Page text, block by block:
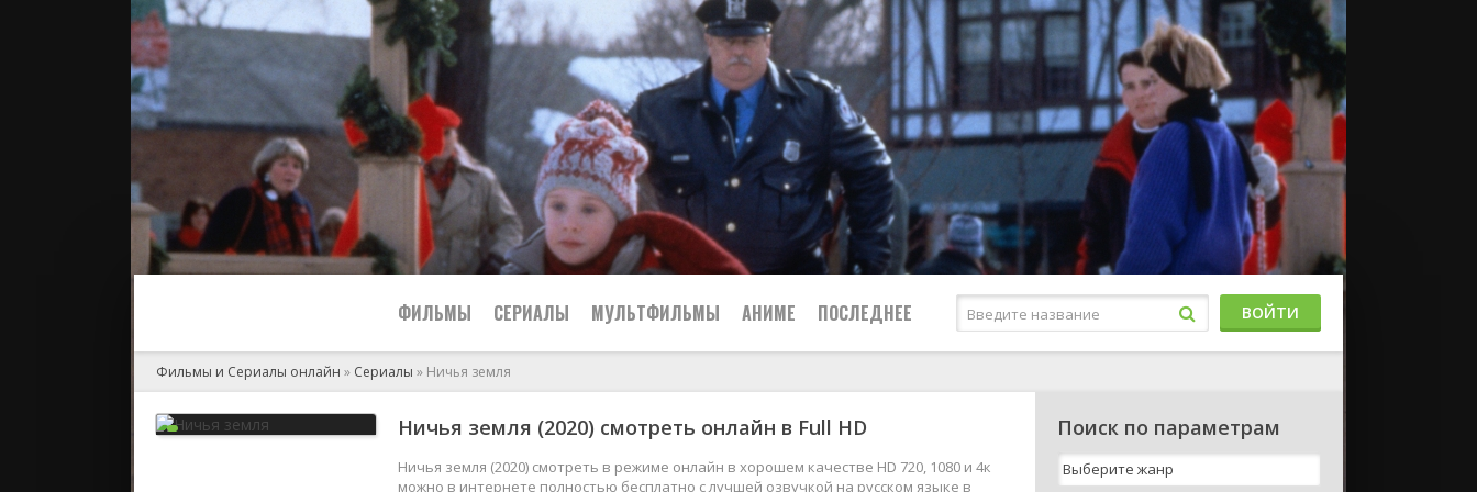
ФИЛЬМЫ
2024
Боевики
Военные
Мелодрамы
Приключения
СЕРИАЛЫ МУЛЬТФИЛЬМЫ АНИМЕ ПОСЛЕДНЕЕ
2024
ВОЙТИ
Фильмы и Сериалы онлайн » Сериалы » Ничья земля
Ничья земля (2020) смотреть онлайн в Full HD
Ничья земля (2020) смотреть в режиме онлайн в хорошем качестве HD 720, 1080 и 4к
можно в интернете полностью бесплатно с лучшей озвучкой на русском языке в
Поиск по параметрам